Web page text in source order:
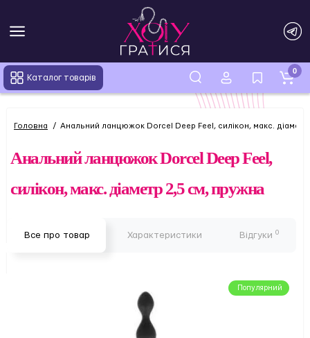
Каталог товарів
0
Головна Анальний ланцюжок Dorcel Deep Feel, силікон, макс.
Анальний ланцюжок Dorcel Deep Feel,
силікон, макс. діаметр 2,5 см, пружна
Все про товар Характеристики Відгуки 0
Популярний